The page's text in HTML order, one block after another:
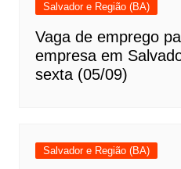
Salvador e Região (BA)
Vaga de emprego
empresa em
sexta (05/09)
Salvador e Região (BA)